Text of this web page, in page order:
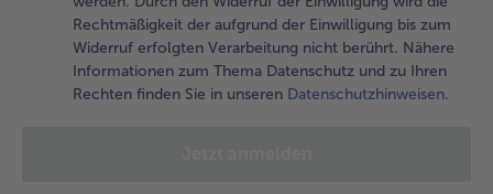
Rechtmäßigkeit der aufgrund der Einwilligung bis zum
Widerruf erfolgten Verarbeitung nicht berührt. Nähere
Informationen zum Thema Datenschutz und zu Ihren
Rechten finden Sie in unseren Datenschutzhinweisen.